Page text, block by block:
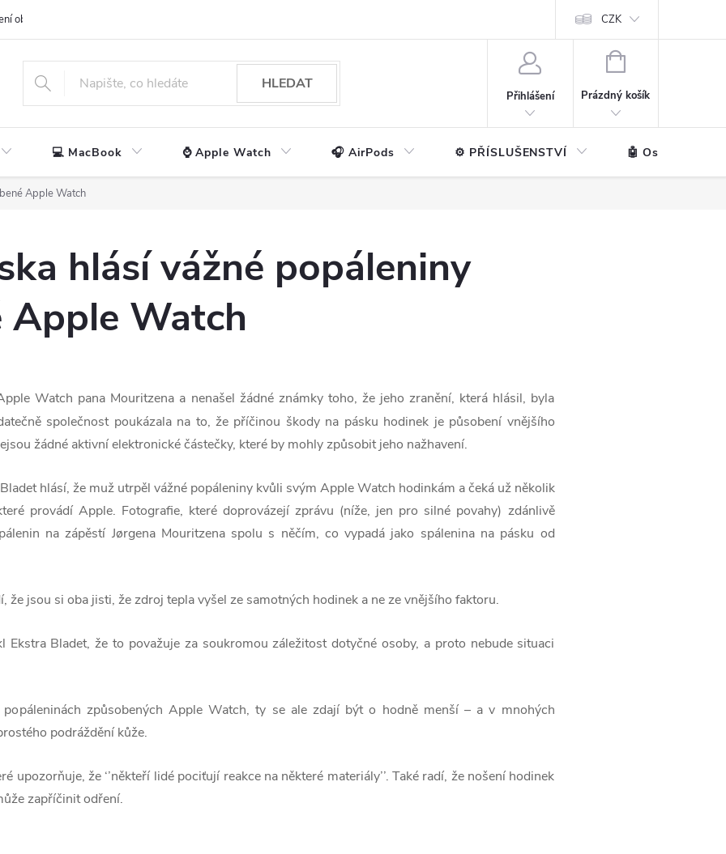
obchodu CZK
HLEDAT
Přihlášení
NÁKUPNÍ
Prázdný košík
💻 MacBook ⌚ Apple Watch 🎧 AirPods ⚙️ PŘÍSLUŠENSTVÍ 🤖 Ostatní
Apple Watch
hlásí vážné popáleniny
Apple Watch
Watch pana Mouritzena a nenašel žádné známky toho, že jeho zranění, která hlásil, byla
společnost poukázala na to, že příčinou škody na pásku hodinek je působení vnějšího
žádné aktivní elektronické částečky, které by mohly způsobit jeho nažhavení.
hlásí, že muž utrpěl vážné popáleniny kvůli svým Apple Watch hodinkám a čeká už několik
provádí Apple. Fotografie, které doprovázejí zprávu (níže, jen pro silné povahy) zdánlivě
na zápěstí Jørgena Mouritzena spolu s něčím, co vypadá jako spálenina na pásku od
že jsou si oba jisti, že zdroj tepla vyšel ze samotných hodinek a ne ze vnějšího faktoru.
Ekstra Bladet, že to považuje za soukromou záležitost dotyčné osoby, a proto nebude situaci
způsobených Apple Watch, ty se ale zdají být o hodně menší – a v mnohých
podráždění kůže.
upozorňuje, že ‘’někteří lidé pociťují reakce na některé materiály’’. Také radí, že nošení hodinek
zapříčinit odření.